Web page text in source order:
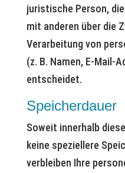
juristische Person,
mit anderen über die
Verarbeitung von
(z. B. Namen, E-Mail-
entscheidet.
Speicherdauer
Soweit innerhalb
keine speziellere
verbleiben Ihre